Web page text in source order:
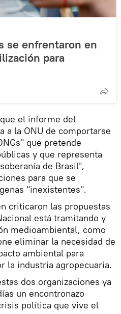
se enfrentaron en
para
el informe del
a la ONU de comportarse
que pretende
y que representa
de Brasil",
para que se
"inexistentes".
criticaron las propuestas
está tramitando y
medioambiental, como
eliminar la necesidad de
ambiental para
la industria agropecuaria.
dos organizaciones ya
un encontronazo
política que vive el